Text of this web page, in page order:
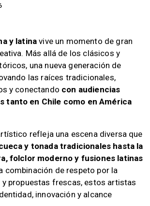
y latina vive un momento de gran
Más allá de los clásicos y
una nueva generación de
las raíces tradicionales,
y conectando con audiencias
tanto en Chile como en América
refleja una escena diversa que
y tonada tradicionales hasta la
folclor moderno y fusiones latinas
combinación de respeto por la
y propuestas frescas, estos artistas
innovación y alcance